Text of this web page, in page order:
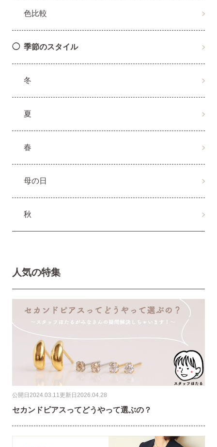
平日 9:00〜17:00
AM10:00までの
色比較
季節のスタイル
冬
夏
春
母の日
秋
人気の特集
公開日 2024.03.11更新日 2026.04.28
セカンドピアスってどうやって選ぶの？